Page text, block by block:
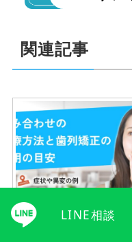
関連記事
LINE相談